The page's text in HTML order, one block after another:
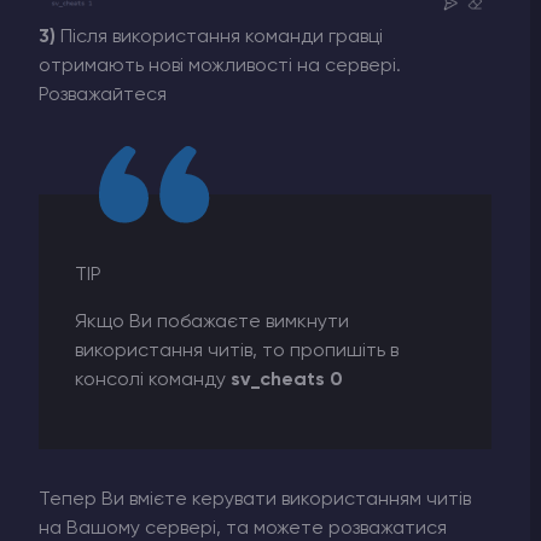
3) Після використання команди гравці
отримають нові можливості на сервері.
Розважайтеся
TIP
Якщо Ви побажаєте вимкнути
використання читів, то пропишіть в
консолі команду sv_cheats 0
Тепер Ви вмієте керувати використанням читів
на Вашому сервері, та можете розважатися